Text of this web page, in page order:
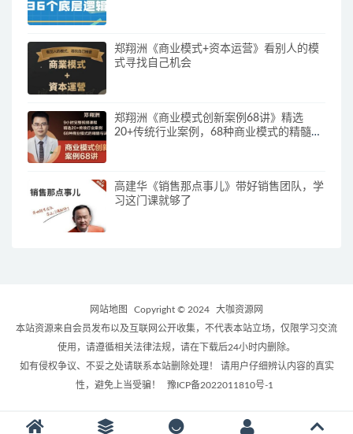
郑翔洲《商业模式+资本运营》看别人的模
式寻找自己机会
郑翔洲《商业模式创新案例68讲》精选
20+传统行业案例，68种商业模式的精髓与
高建华《销售那点事儿》带好销售团队，学
习这门课就够了
网站地图 Copyright © 2024
大咖资源网
本站资源来自会员发布以及互联网公开收集，不代表本站立场，仅限学习交流
使用，请遵循相关法律法规，请在下载后24小时内删除。
如有侵权争议、不妥之处请联系本站删除处理！ 请用户仔细辨认内容的真实
性，避免上当受骗！
豫ICP备2022011810号-1